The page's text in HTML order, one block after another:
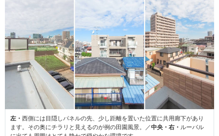
左・ 西側には目隠しパネルの先、少し距離を置いた位置に共用廊下があり
ます。その奥にチラリと見えるのが例の田園風景。／中央・ 右・ ルーバル